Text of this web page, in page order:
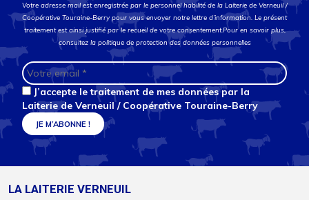
Votre adresse mail est enregistrée par le personnel habilité de la Laiterie de Verneuil /
Coopérative Touraine-Berry pour vous envoyer notre lettre d’information. Le présent
traitement est ainsi justifié par le recueil de votre consentement.Pour en savoir plus,
consultez la politique de protection des données personnelles
J’accepte le traitement de mes données par la
Laiterie de Verneuil / Coopérative Touraine-Berry
LA LAITERIE VERNEUIL